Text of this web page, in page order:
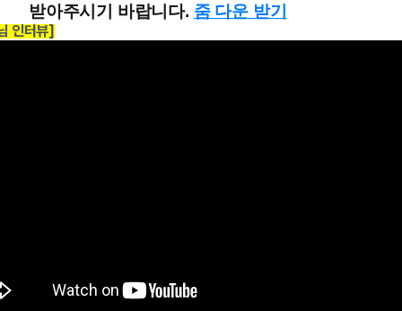
받아주시기 바랍니다. 줌 다운 받기
인터뷰]